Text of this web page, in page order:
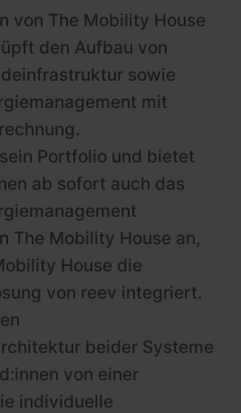
von The Mobility House
den Aufbau von
sowie
mit
Portfolio und bietet
ab sofort auch das
The Mobility House an,
House die
von reev integriert.
beider Systeme
von einer
individuelle